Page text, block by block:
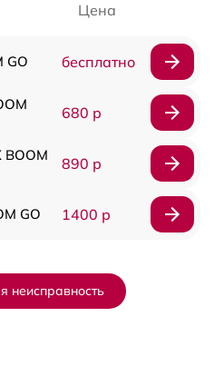
Цена
GO бесплатно
680 р
BOOM
890 р
GO 1400 р
неисправность